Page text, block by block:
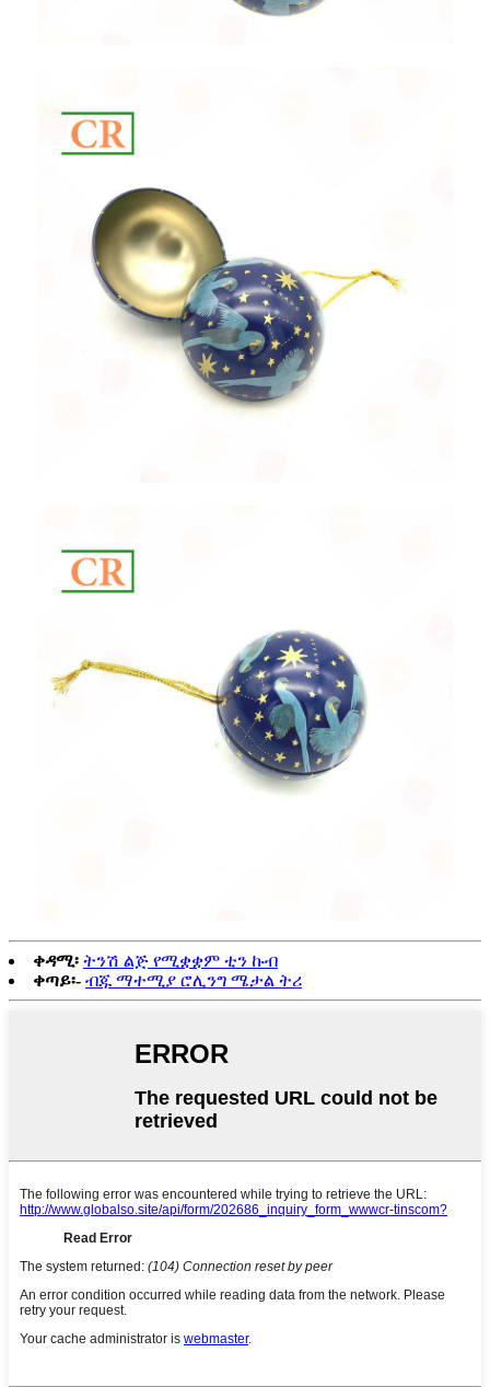
ቀዳሚ፡ ትንሽ ልጅ የሚቋቋም ቲን ኩብ
ቀጣይ፡- ብጁ ማተሚያ ሮሊንግ ሜታል ትሪ